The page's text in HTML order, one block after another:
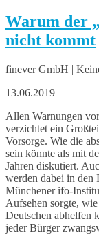
Warum der
nicht kommt
finever GmbH |
13.06.2019
Allen Warnungen
verzichtet ein
Vorsorge. Wie die
sein könnte als mit
Jahren diskutiert.
werden dabei in den
Münchener ifo-
Aufsehen sorgte,
Deutschen abhelfen
jeder Bürger